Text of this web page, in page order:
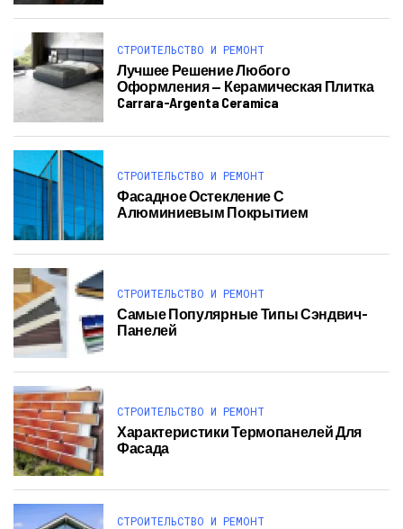
СТРОИТЕЛЬСТВО И РЕМОНТ
Лучшее Решение Любого
Оформления — Керамическая Плитка
Carrara-Argenta Ceramica
СТРОИТЕЛЬСТВО И РЕМОНТ
Фасадное Остекление С
Алюминиевым Покрытием
СТРОИТЕЛЬСТВО И РЕМОНТ
Самые Популярные Типы Сэндвич-
Панелей
СТРОИТЕЛЬСТВО И РЕМОНТ
Характеристики Термопанелей Для
Фасада
СТРОИТЕЛЬСТВО И РЕМОНТ